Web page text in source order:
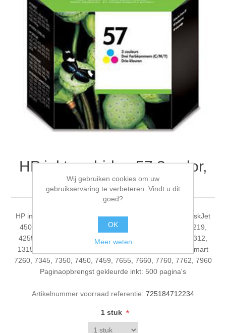
HP inktcardridge 57 3-color,
17ml
HP inktcardridge 57 3-color, 17ml Compatibiliteit: HP DeskJet
450c, 5145, 5150, 5550, F4180 / HP OfficeJet 4212, 4219,
4255, 5505, 5515, 6110 / HP PSC 1210, 1215, 1216, 1312,
1315, 1350, 2105, 2110, 2115, 2210, 2410 / HP Photosmart
7260, 7345, 7350, 7450, 7459, 7655, 7660, 7760, 7762, 7960
Paginaopbrengst gekleurde inkt: 500 pagina's
Artikelnummer voorraad referentie: 725184712234
1 stuk *
Wij gebruiken cookies om uw
gebruikservaring te verbeteren. Vindt u dit
goed?
OK
Meer weten